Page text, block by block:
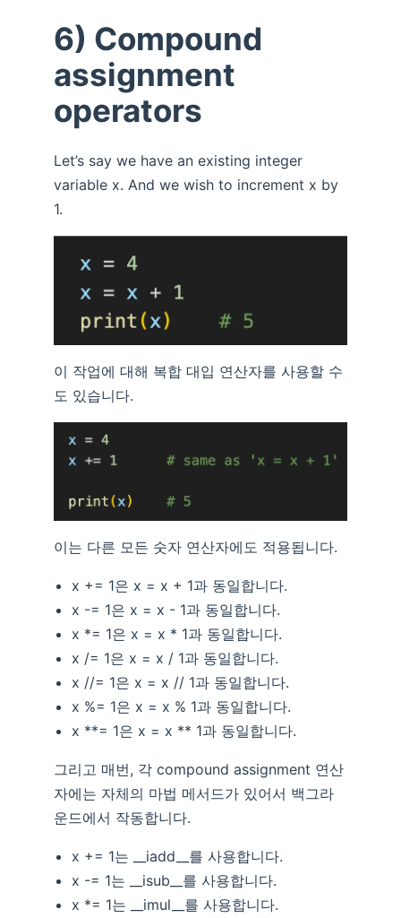
6) Compound
assignment
operators
Let’s say we have an existing integer
variable x. And we wish to increment x by
1.
이 작업에 대해 복합 대입 연산자를 사용할 수
도 있습니다.
이는 다른 모든 숫자 연산자에도 적용됩니다.
x += 1은 x = x + 1과 동일합니다.
x -= 1은 x = x - 1과 동일합니다.
x *= 1은 x = x * 1과 동일합니다.
x /= 1은 x = x / 1과 동일합니다.
x //= 1은 x = x // 1과 동일합니다.
x %= 1은 x = x % 1과 동일합니다.
x **= 1은 x = x ** 1과 동일합니다.
그리고 매번, 각 compound assignment 연산
자에는 자체의 마법 메서드가 있어서 백그라
운드에서 작동합니다.
x += 1는 __iadd__를 사용합니다.
x -= 1는 __isub__를 사용합니다.
x *= 1는 __imul__를 사용합니다.